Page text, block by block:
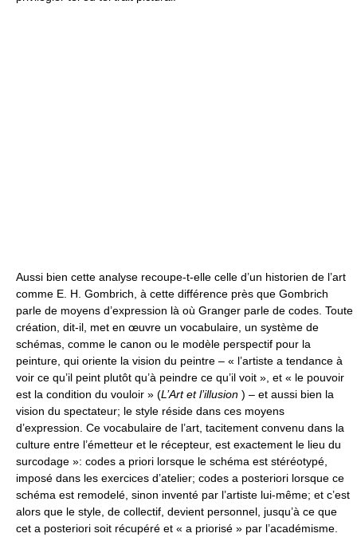
Aussi bien cette analyse recoupe-t-elle celle d’un historien de l’art
comme E. H. Gombrich, à cette différence près que Gombrich
parle de moyens d’expression là où Granger parle de codes. Toute
création, dit-il, met en œuvre un vocabulaire, un système de
schémas, comme le canon ou le modèle perspectif pour la
peinture, qui oriente la vision du peintre – « l’artiste a tendance à
voir ce qu’il peint plutôt qu’à peindre ce qu’il voit », et « le pouvoir
est la condition du vouloir » (L’Art et l’illusion ) – et aussi bien la
vision du spectateur; le style réside dans ces moyens
d’expression. Ce vocabulaire de l’art, tacitement convenu dans la
culture entre l’émetteur et le récepteur, est exactement le lieu du
surcodage »: codes a priori lorsque le schéma est stéréotypé,
imposé dans les exercices d’atelier; codes a posteriori lorsque ce
schéma est remodelé, sinon inventé par l’artiste lui-même; et c’est
alors que le style, de collectif, devient personnel, jusqu’à ce que
cet a posteriori soit récupéré et « a priorisé » par l’académisme.